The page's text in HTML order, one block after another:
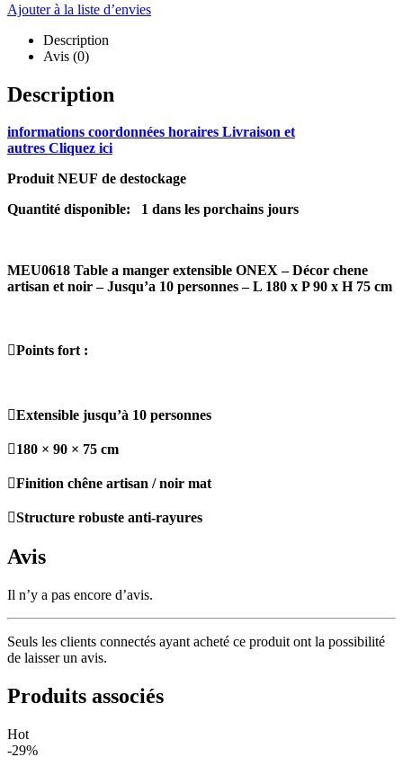
Ajouter à la liste d’envies
Description
Avis (0)
Description
informations coordonnées horaires Livraison et
autres Cliquez ici
Produit NEUF de destockage
Quantité disponible: 1 dans les porchains jours
MEU0618 Table a manger extensible ONEX – Décor chene
artisan et noir – Jusqu’a 10 personnes – L 180 x P 90 x H 75 cm
Points fort :
Extensible jusqu’à 10 personnes
180 × 90 × 75 cm
Finition chêne artisan / noir mat
Structure robuste anti-rayures
Avis
Il n’y a pas encore d’avis.
Seuls les clients connectés ayant acheté ce produit ont la possibilité
de laisser un avis.
Produits associés
Hot
-29%